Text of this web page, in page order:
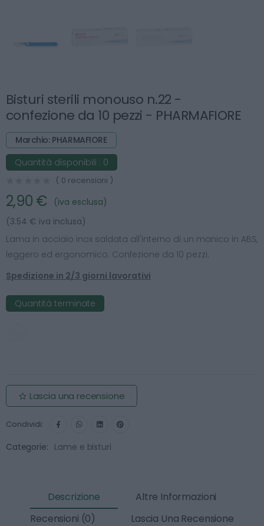
Bisturi sterili monouso n.22 -
confezione da 10 pezzi - PHARMAFIORE
Marchio: PHARMAFIORE
Quantità disponibili : 0
( 0 recensioni )
2,90 €
(iva esclusa)
(3.54 € iva inclusa)
Lama in acciaio inox saldata all'interno di un manico in ABS,
leggero ed ergonomico. Confezione da 10 pezzi.
Spedizione in 2/3 giorni lavorativi
Quantità terminate
Lascia una recensione
Condividi:
Categorie: Lame e bisturi
Descrizione
Altre Informazioni
Recensioni (0)
Lascia Una Recensione